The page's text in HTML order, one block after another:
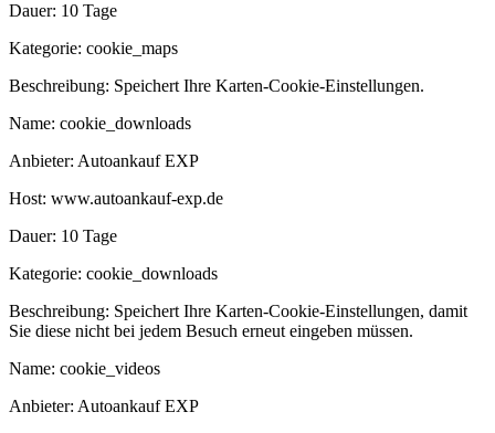
Dauer: 10 Tage
Kategorie: cookie_maps
Beschreibung: Speichert Ihre Karten-Cookie-Einstellungen.
Name: cookie_downloads
Anbieter: Autoankauf EXP
Host: www.autoankauf-exp.de
Dauer: 10 Tage
Kategorie: cookie_downloads
Beschreibung: Speichert Ihre Karten-Cookie-Einstellungen, damit
Sie diese nicht bei jedem Besuch erneut eingeben müssen.
Name: cookie_videos
Anbieter: Autoankauf EXP